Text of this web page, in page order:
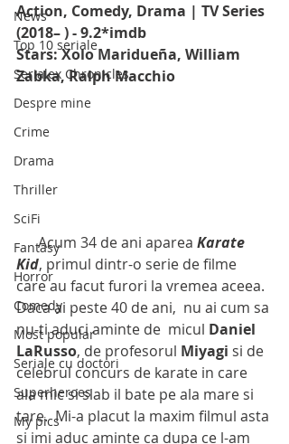
News
Top 10 seriale
Serialex Chronicles
Despre mine
Crime
Drama
Thriller
SciFi
Fantasy
Horror
Comedy
Most popular
Seriale cu doctori
Superheroes
My pics
Action, Comedy, Drama | TV Series
(2018– ) - 9.2*imdb
Stars: Xolo Maridueña, William
Zabka, Ralph Macchio
      Acum 34 de ani aparea
Karate
Kid, primul dintr-o serie de filme
care au facut furori la vremea aceea.
Daca ai peste 40 de ani,  nu ai cum sa
nu-ti aduci aminte de  micul Daniel
LaRusso, de profesorul Miyagi si de
celebrul concurs de karate in care
ala mic si slab il bate pe ala mare si
tare.  Mi-a placut la maxim filmul asta
si imi aduc aminte ca dupa ce l-am